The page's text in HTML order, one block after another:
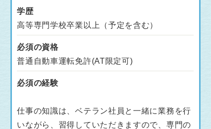
学歴
高等専門学校卒業以上（予定を含む）
必須の資格
普通自動車運転免許(AT限定可)
必須の経験
仕事の知識は、ベテラン社員と一緒に業務を行
いながら、習得していただきますので、専門の